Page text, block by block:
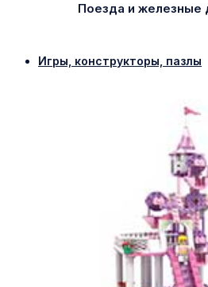
Поезда и железные
Игры, конструкторы, пазлы